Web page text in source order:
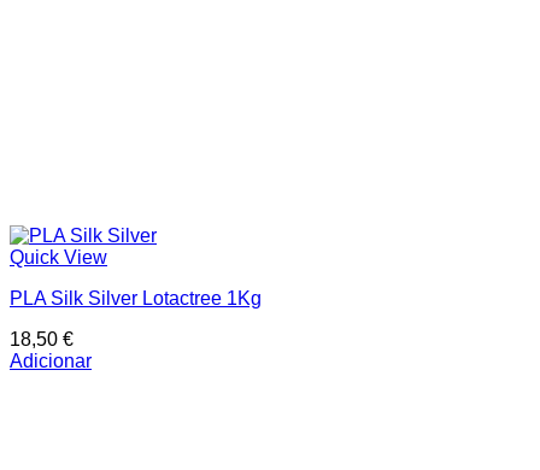
Quick View
PLA Silk Silver Lotactree 1Kg
18,50 €
Adicionar